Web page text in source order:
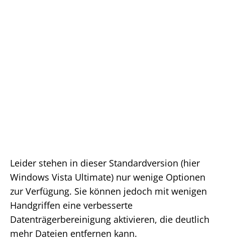
Leider stehen in dieser Standardversion (hier
Windows Vista Ultimate) nur wenige Optionen
zur Verfügung. Sie können jedoch mit wenigen
Handgriffen eine verbesserte
Datenträgerbereinigung aktivieren, die deutlich
mehr Dateien entfernen kann.